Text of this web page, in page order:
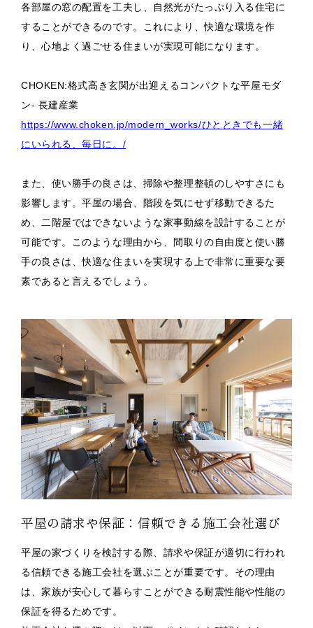
各部屋の窓の配置を工夫し、自然光がたっぷり入る住宅に
することができるのです。これにより、快適な環境を作
り、心地よく過ごせる住まいが実現可能になります。
CHOKEN:格式高き玄関が出迎えるコンパクトな平屋モダ
ン- 長建産業
https://www.choken.jp/modern_works/ひとときでも一緒
にいられる、毎日に。/
また、使い勝手の良さは、掃除や整理整頓のしやすさにも
影響します。平屋の場合、階段を気にせず移動できるた
め、二階屋ではできないような家事動線を設計することが
可能です。このような理由から、間取りの自由度と使い勝
手の良さは、快適な住まいを実現する上で非常に重要な要
素であると言えるでしょう。
平屋の請求や保証：信頼できる施工会社選び
平屋の家づくりを検討する際、請求や保証が適切に行われ
る信頼できる施工会社を選ぶことが重要です。その理由
は、家族が安心して暮らすことができる耐震性能や性能の
保証を得るためです。